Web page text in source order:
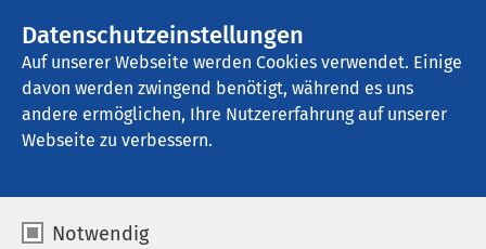
Datenschutzeinstellungen
Auf unserer Webseite werden Cookies verwendet. Einige
davon werden zwingend benötigt, während es uns
andere ermöglichen, Ihre Nutzererfahrung auf unserer
Webseite zu verbessern.
Notwendig
AMEOS Seeklinikum Brunnen - Ambulante
Dienste